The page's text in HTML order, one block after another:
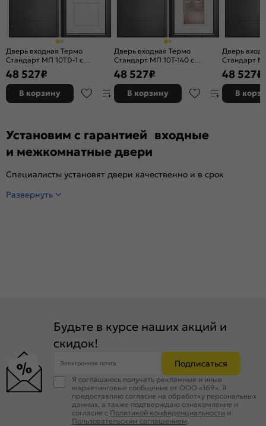
Дверь входная Термо
Стандарт МП 10TD-1 с
терморазрывом Шоколад
букле/Белый ларче, 2 замка, с
ночной задвижкой
48 527₽
В корзину
Дверь входная Термо
Стандарт МП 10T-140 с
терморазрывом Шоколад
букле/Белый ларче, 2 замка, с
ночной задвижкой
48 527₽
В корзину
Дверь
Стандарт
букле/
ночной
48 527₽
В
Установим с гарантией входные
и межкомнатные двери
Специалисты установят двери качественно и в срок
Развернуть
Будьте в курсе наших акций и
скидок!
Электронная почта Подписаться
Я соглашаюсь получать рекламные и иные
маркетинговые сообщения от ООО «169». Я
предоставляю согласие на обработку персональных
данных, а также подтверждаю ознакомление и
согласие с Политикой конфиденциальности и
Пользовательским соглашением